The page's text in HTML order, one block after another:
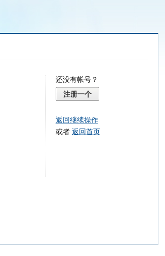
还没有帐号？
注册一个
返回继续操作
或者 返回首页